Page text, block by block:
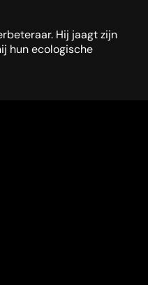
Hij jaagt zijn
hun ecologische